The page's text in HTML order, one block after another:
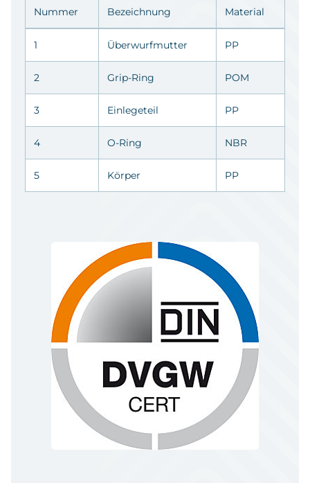
Nummer Bezeichnung Material
1 Überwurfmutter PP
2 Grip-Ring POM
3 Einlegeteil PP
4 O-Ring NBR
5 Körper PP